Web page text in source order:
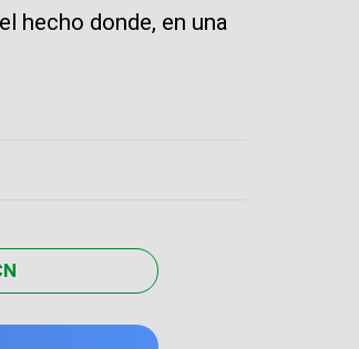
hecho donde, en una